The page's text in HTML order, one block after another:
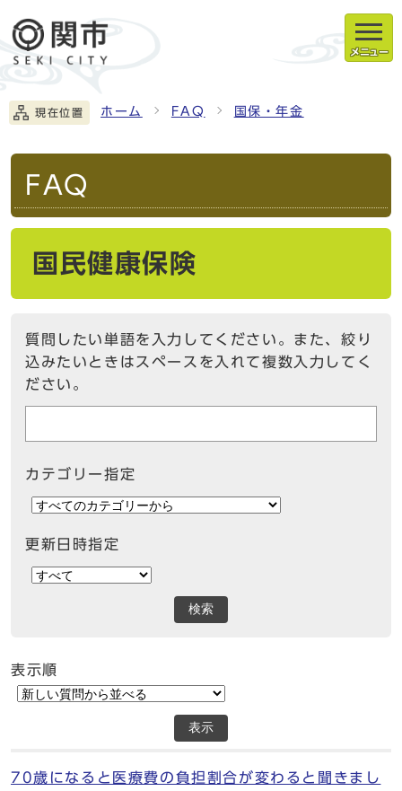
メニュー
現在位置 ホーム FAQ 国保・年金
FAQ
国民健康保険
質問したい単語を入力してください。また、絞り
込みたいときはスペースを入れて複数入力してく
ださい。
カテゴリー指定
更新日時指定
検索
表示順
表示
70歳になると医療費の負担割合が変わると聞きまし